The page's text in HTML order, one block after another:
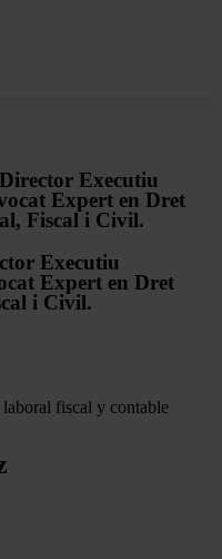
Executiu
Expert en Dret
Fiscal i Civil.
Executiu
Expert en Dret
i Civil.